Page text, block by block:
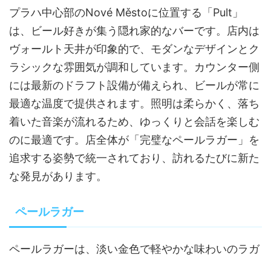
プラハ中心部のNové Městoに位置する「Pult」
は、ビール好きが集う隠れ家的なバーです。店内は
ヴォールト天井が印象的で、モダンなデザインとク
ラシックな雰囲気が調和しています。カウンター側
には最新のドラフト設備が備えられ、ビールが常に
最適な温度で提供されます。照明は柔らかく、落ち
着いた音楽が流れるため、ゆっくりと会話を楽しむ
のに最適です。店全体が「完璧なペールラガー」を
追求する姿勢で統一されており、訪れるたびに新た
な発見があります。
ペールラガー
ペールラガーは、淡い金色で軽やかな味わいのラガ